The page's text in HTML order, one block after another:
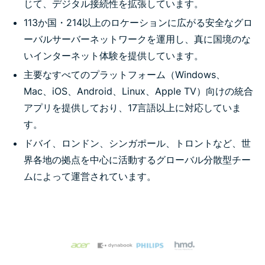
じて、デジタル接続性を拡張しています。
113か国・214以上のロケーションに広がる安全なグロ
ーバルサーバーネットワークを運用し、真に国境のな
いインターネット体験を提供しています。
主要なすべてのプラットフォーム（Windows、
Mac、iOS、Android、Linux、Apple TV）向けの統合
アプリを提供しており、17言語以上に対応していま
す。
ドバイ、ロンドン、シンガポール、トロントなど、世
界各地の拠点を中心に活動するグローバル分散型チー
ムによって運営されています。